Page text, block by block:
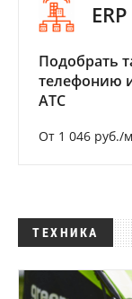
ERP
Подобрать
телефонию
АТС
От 1 046 руб./
ТЕХНИКА